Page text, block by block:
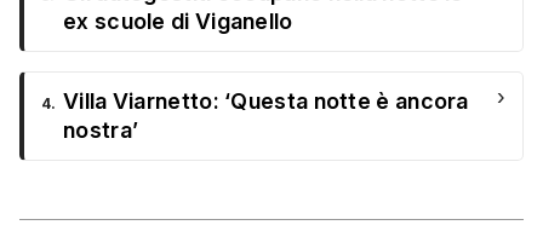
ex scuole di Viganello
4. Villa Viarnetto: ‘Questa notte è ancora
nostra’
›